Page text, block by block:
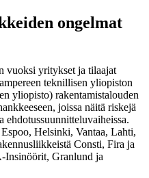
ongelmat
vuoksi yritykset ja tilaajat
teknillisen yliopiston
yliopisto) rakentamistalouden
joissa näitä riskejä
Helsinki, Vantaa, Lahti,
Consti, Fira ja
Insinöörit, Granlund ja